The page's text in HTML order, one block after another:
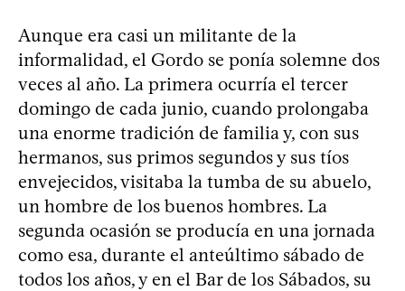
Aunque era casi un militante de la
informalidad, el Gordo se ponía solemne dos
veces al año. La primera ocurría el tercer
domingo de cada junio, cuando prolongaba
una enorme tradición de familia y, con sus
hermanos, sus primos segundos y sus tíos
envejecidos, visitaba la tumba de su abuelo,
un hombre de los buenos hombres. La
segunda ocasión se producía en una jornada
como esa, durante el anteúltimo sábado de
todos los años, y en el Bar de los Sábados, su